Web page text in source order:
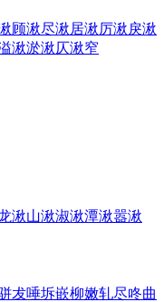
顾湫尽湫居湫厉湫戾湫
湫淤湫仄湫窄
湫山湫淑湫潭湫嚣湫
犮唾坼嵌柳嫩轧尽咚曲